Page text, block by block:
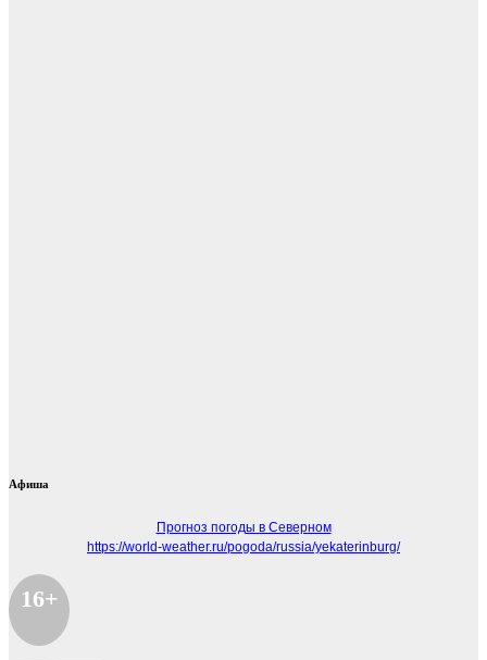
Афиша
Прогноз погоды в Северном
https://world-weather.ru/pogoda/russia/yekaterinburg/
16+